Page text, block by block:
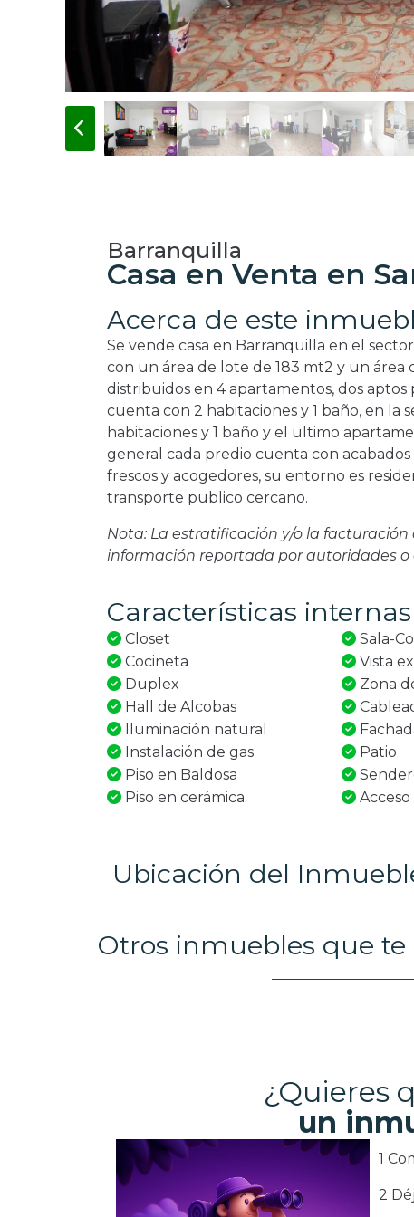
Barranquilla
Casa en Venta en
Acerca de este
Se vende casa en Barranquilla en el
con un área de lote de 183 mt2 y un
distribuidos en 4 apartamentos, dos
cuenta con 2 habitaciones y 1 baño, en
habitaciones y 1 baño y el ultimo
general cada predio cuenta con
frescos y acogedores, su entorno es
transporte publico cercano.
Nota: La estratificación y/o la
información reportada por autoridades
Características
Closet
Cocineta
Duplex
Hall de Alcobas
Iluminación natural
Instalación de gas
Piso en Baldosa
Piso en cerámica
Sala-
Vista
Zona
Patio
Ubicación del
Otros inmuebles que
¿Quieres
un
1
2